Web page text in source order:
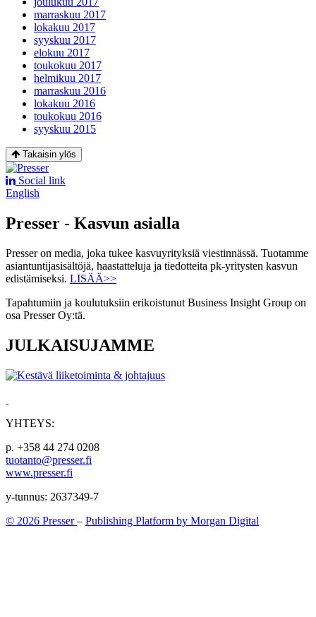
marraskuu 2017
lokakuu 2017
syyskuu 2017
elokuu 2017
toukokuu 2017
helmikuu 2017
marraskuu 2016
lokakuu 2016
toukokuu 2016
syyskuu 2015
Takaisin ylös
Social link
English
Presser - Kasvun asialla
Presser on media, joka tukee kasvuyrityksiä viestinnässä. Tuotamme
asiantuntijasisältöjä, haastatteluja ja tiedotteita pk-yritysten kasvun
edistämiseksi. LISÄÄ>>
Tapahtumiin ja koulutuksiin erikoistunut Business Insight Group on
osa Presser Oy:tä.
JULKAISUJAMME
YHTEYS:
p. +358 44 274 0208
tuotanto@presser.fi
www.presser.fi
y-tunnus: 2637349-7
© 2026 Presser– Publishing Platform by Morgan Digital